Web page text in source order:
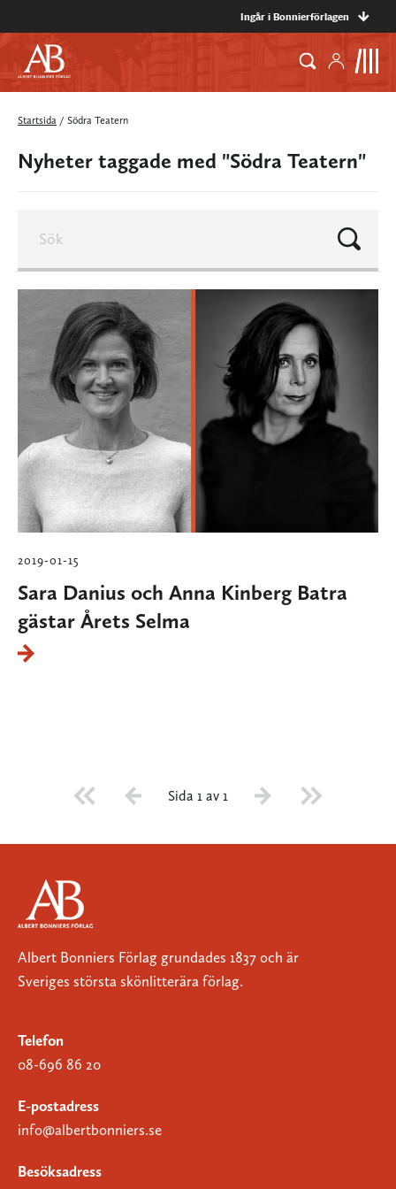
Ingår i Bonnierförlagen
Startsida / Södra Teatern
Nyheter taggade med "Södra Teatern"
2019-01-15
Sara Danius och Anna Kinberg Batra
gästar Årets Selma
Sida 1 av 1
Albert Bonniers Förlag grundades 1837 och är
Sveriges största skönlitterära förlag.
Telefon
08-696 86 20
E-postadress
info@albertbonniers.se
Besöksadress